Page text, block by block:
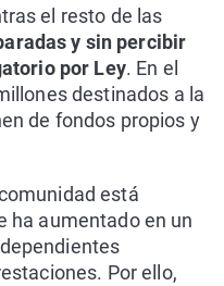
el resto de las
y sin percibir
por Ley. En el
destinados a la
de fondos propios y
está
ha aumentado en un
Por ello,